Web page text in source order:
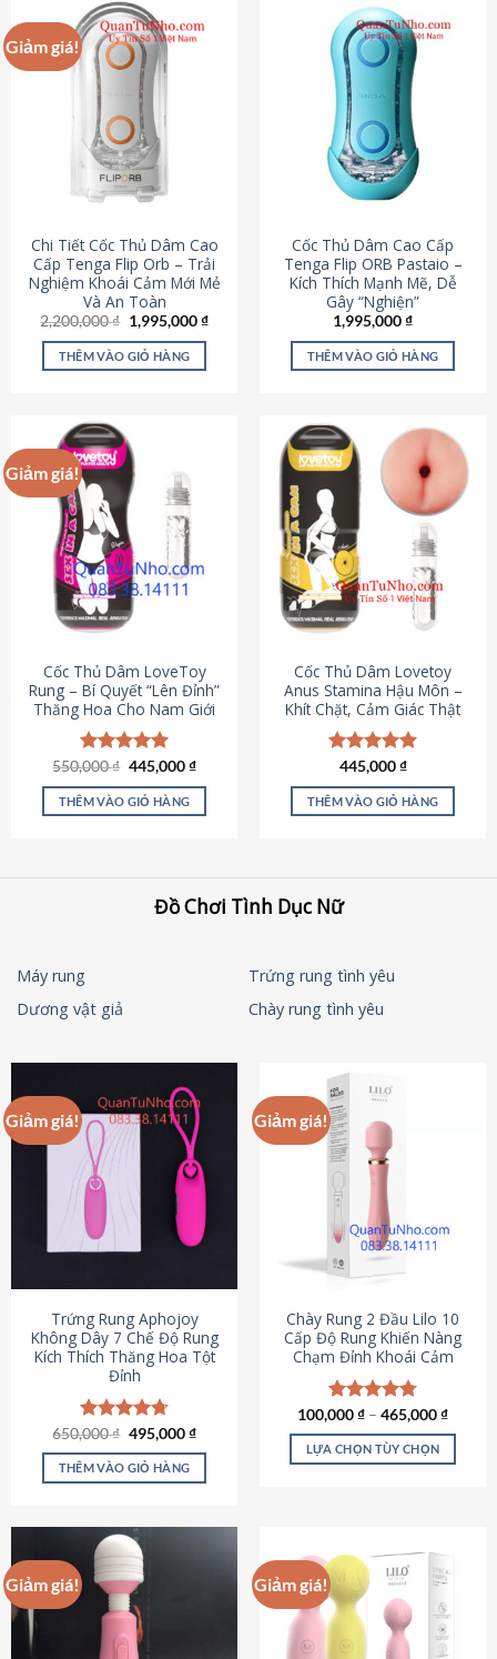
Giảm giá!
Chi Tiết Cốc Thủ Dâm Cao
Cấp Tenga Flip Orb – Trải
Nghiệm Khoái Cảm Mới Mẻ
Và An Toàn
2,200,000₫ Giá
gốc
là:
2,200,000 ₫.
1,995,000₫Giá
THÊM VÀO GIỎ HÀNG
Cốc Thủ Dâm Cao Cấp
Tenga Flip ORB Pastaio –
Kích Thích Mạnh Mẽ, Dễ
Gây “Nghiện”
1,995,000₫
THÊM VÀO GIỎ HÀNG
Giảm giá!
Cốc Thủ Dâm LoveToy
Rung – Bí Quyết “Lên Đỉnh”
Thăng Hoa Cho Nam Giới
Được xếp
hạng5.00
5 sao
550,000₫ Giá
là:
550,000 ₫.
445,000₫Giá
tại
THÊM VÀO GIỎ HÀNG
Cốc Thủ Dâm Lovetoy
Anus Stamina Hậu Môn –
Khít Chặt, Cảm Giác Thật
Được xếp
hạng4.84
5 sao
445,000₫
THÊM VÀO GIỎ HÀNG
Đồ Chơi Tình Dục Nữ
Máy rung
Trứng rung tình yêu
Dương vật giả
Chày rung tình yêu
Giảm giá!
Trứng Rung Aphojoy
Không Dây 7 Chế Độ Rung
Kích Thích Thăng Hoa Tột
Đỉnh
Được xếp
hạng4.72
5 sao
650,000₫ Giá
là:
650,000 ₫.
495,000₫Giá
tại
495,000 ₫.
THÊM VÀO GIỎ HÀNG
Giảm giá!
Chày Rung 2 Đầu Lilo 10
Cấp Độ Rung Khiến Nàng
Chạm Đỉnh Khoái Cảm
Được xếp
hạng4.80
5 sao
100,000₫ – 465,000₫
LỰA CHỌN TÙY CHỌN
nhiều
biến
thể.
Các
Giảm giá! Giảm giá!